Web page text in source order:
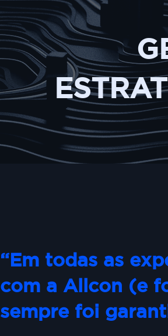
“Em todas as
com a Allcon (e
sempre foi